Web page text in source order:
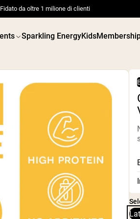
Fidato da oltre 1 milione di clienti
Sparkling EnergyKids
di
VEGAN PROTEIN
Polvere
Frullati
vegano